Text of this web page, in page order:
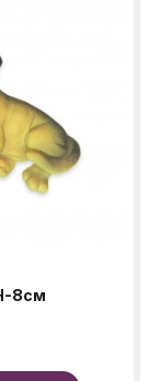
8см